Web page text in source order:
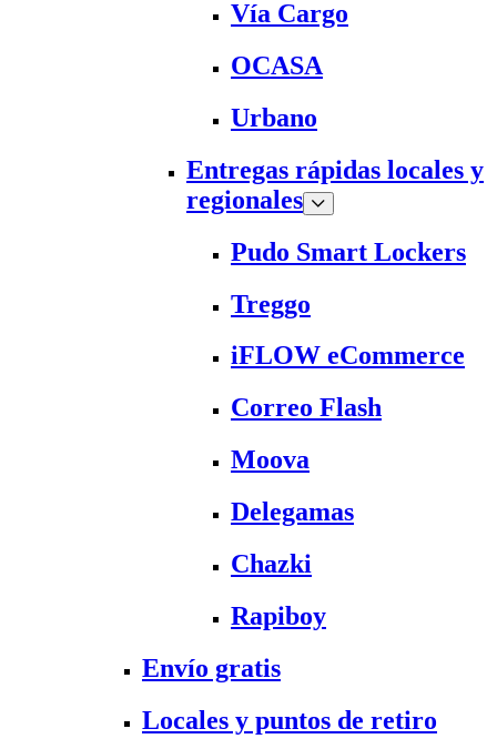
Vía Cargo
OCASA
Urbano
Entregas rápidas locales y
regionales
Pudo Smart Lockers
Treggo
iFLOW eCommerce
Correo Flash
Moova
Delegamas
Chazki
Rapiboy
Envío gratis
Locales y puntos de retiro